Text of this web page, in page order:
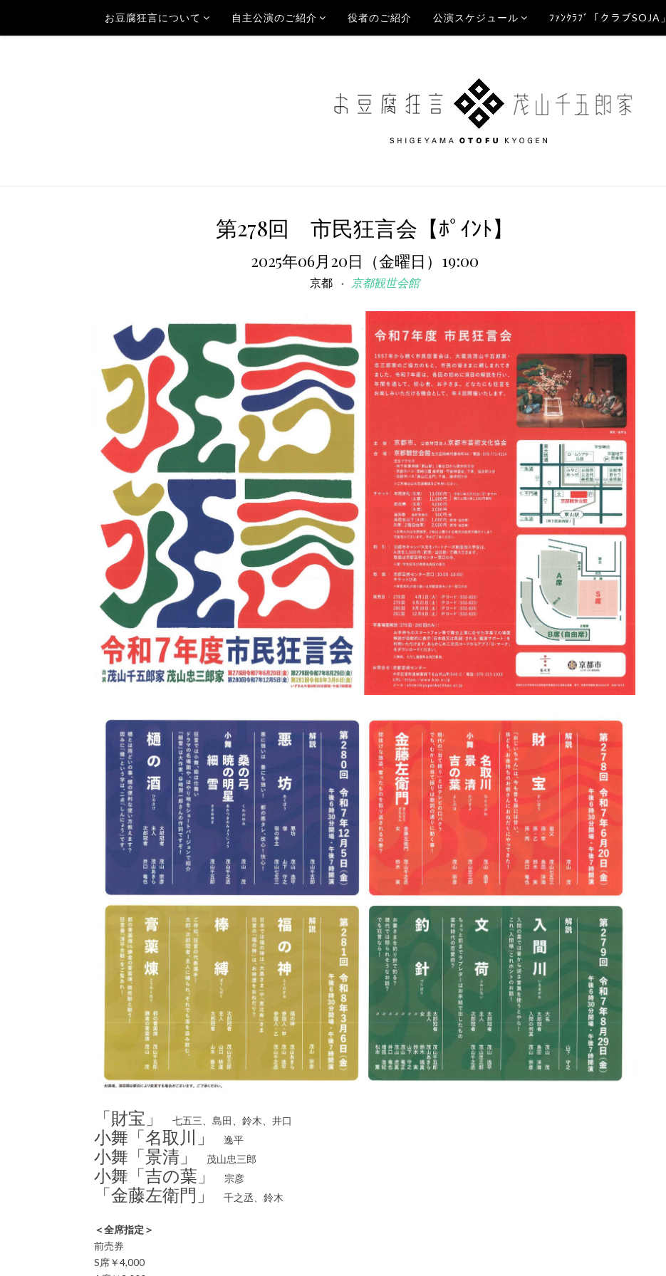
お豆腐狂言について 自主公演のご紹介 役者のご紹介 公演スケジュール ﾌｧﾝｸﾗﾌﾞ「クラブSOJA」
第278回 市民狂言会【ﾎﾟｲﾝﾄ】
2025年06月20日（金曜日）19:00
京都 京都観世会館
「財宝」 七五三、島田、鈴木、井口
小舞「名取川」 逸平
小舞「景清」 茂山忠三郎
小舞「吉の葉」 宗彦
「金藤左衛門」 千之丞、鈴木
＜全席指定＞
前売券
S席￥4,000